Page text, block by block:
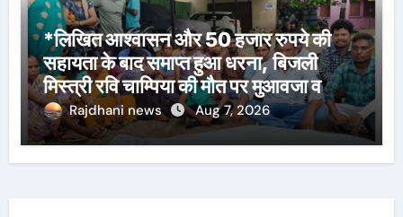
*लिखित आश्वासन और 50 हजार रुपये की
सहायता के बाद समाप्त हुआ धरना, बिजली
मिस्त्री रवि चाम्पिया की मौत पर मुआवजा व
नौकरी की मांग*
Rajdhani news Aug 7, 2026